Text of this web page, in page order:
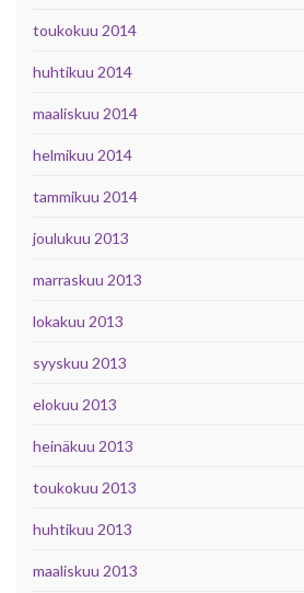
toukokuu 2014
huhtikuu 2014
maaliskuu 2014
helmikuu 2014
tammikuu 2014
joulukuu 2013
marraskuu 2013
lokakuu 2013
syyskuu 2013
elokuu 2013
heinäkuu 2013
toukokuu 2013
huhtikuu 2013
maaliskuu 2013